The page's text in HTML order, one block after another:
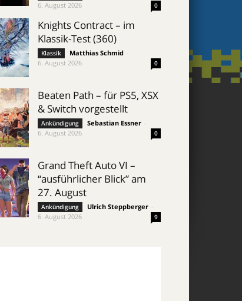
6. August 2026
0
Knights Contract – im
Klassik-Test (360)
Klassik Matthias Schmid
6. August 2026
0
Beaten Path – für PS5, XSX
& Switch vorgestellt
Ankündigung Sebastian Essner
6. August 2026
0
Grand Theft Auto VI –
“ausführlicher Blick” am
27. August
Ankündigung Ulrich Steppberger
6. August 2026
9